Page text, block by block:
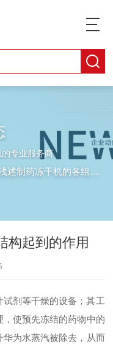
专业服务商
述制药冻干机的各组成结构起到的作用
构起到的作用
剂等干燥的设备；其工
使预先冻结的药物中的
为水蒸汽被除去，从而